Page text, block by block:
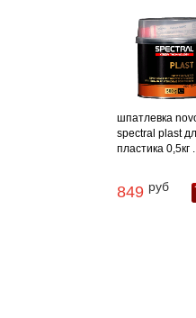
шпатлевка
spectral plast
пластика 0,5кг
849 руб